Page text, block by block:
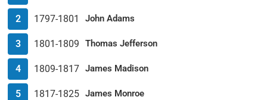
2 1797-1801 John Adams
3 1801-1809 Thomas Jefferson
4 1809-1817 James Madison
5 1817-1825 James Monroe